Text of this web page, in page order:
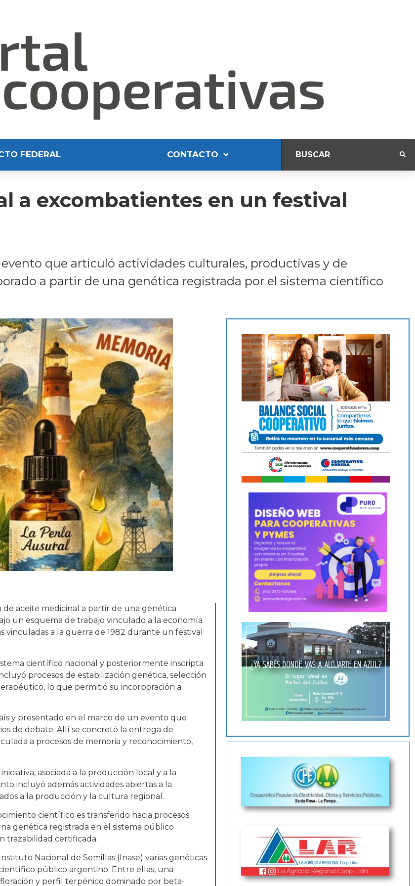
FEDERAL CONTACTO
a excombatientes en un festival
que articuló actividades culturales, productivas y de
a partir de una genética registrada por el sistema científico
aceite medicinal a partir de una genética
un esquema de trabajo vinculado a la economía
a la guerra de 1982 durante un festival
científico nacional y posteriormente inscripta
procesos de estabilización genética, selección
lo que permitió su incorporación a
y presentado en el marco de un evento que
de debate. Allí se concretó la entrega de
a procesos de memoria y reconocimiento,
asociada a la producción local y a la
incluyó además actividades abiertas a la
a la producción y la cultura regional.
científico es transferido hacia procesos
genética registrada en el sistema público
trazabilidad certificada.
Nacional de Semillas (Inase) varias genéticas
público argentino. Entre ellas, una
y perfil terpénico dominado por beta-